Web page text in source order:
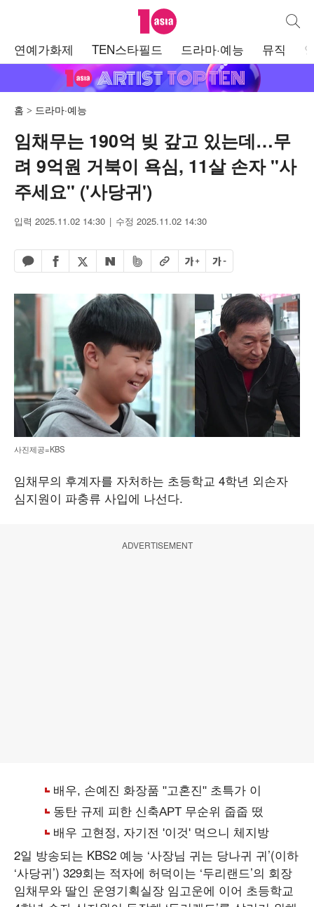
텐아시아 통합
연예가화제 TEN스타필드 드라마·예능 뮤직
홈 드라마·예능
임채무는 190억 빚 갚고 있는데…무
려 9억원 거북이 욕심, 11살 손자 "사
주세요" ('사당귀')
입력 2025.11.02 14:30 수정 2025.11.02 14:30
카카오톡 공유하기
페이스북 공유하기
엑스 공유하기
네이버 공유하기
밴드 공유하기
URL복사글자 크게글자 작게
사진제공=KBS
임채무의 후계자를 자처하는 초등학교 4학년 외손자
심지원이 파충류 사입에 나선다.
ADVERTISEMENT
2일 방송되는 KBS2 예능 ‘사장님 귀는 당나귀 귀’(이하
‘사당귀’) 329회는 적자에 허덕이는 ‘두리랜드’의 회장
임채무와 딸인 운영기획실장 임고운에 이어 초등학교